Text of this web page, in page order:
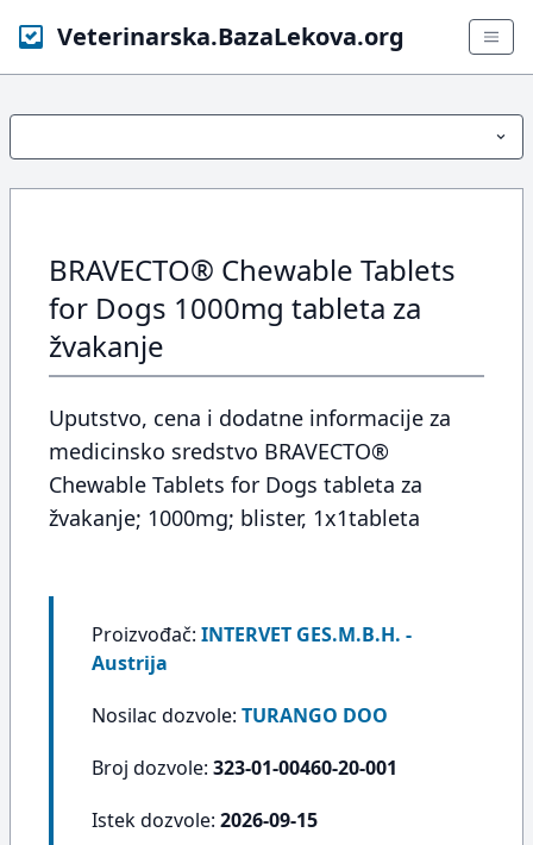
Veterinarska.BazaLekova.org
BRAVECTO® Chewable Tablets
for Dogs 1000mg tableta za
žvakanje
Uputstvo, cena i dodatne informacije za
medicinsko sredstvo BRAVECTO®
Chewable Tablets for Dogs tableta za
žvakanje; 1000mg; blister, 1x1tableta
Proizvođač: INTERVET GES.M.B.H. -
Austrija
Nosilac dozvole: TURANGO DOO
Broj dozvole: 323-01-00460-20-001
Istek dozvole: 2026-09-15